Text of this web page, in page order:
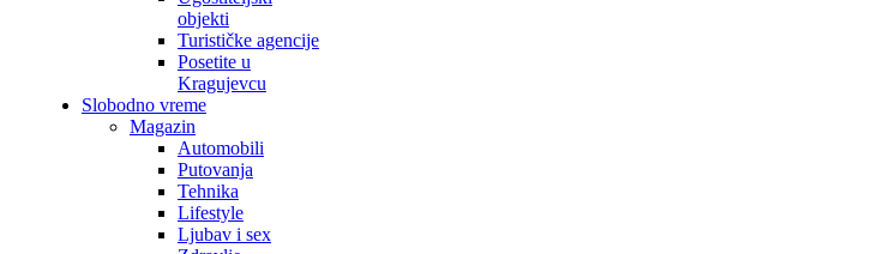
objekti
Turističke agencije
Posetite u
Kragujevcu
Slobodno vreme
Magazin
Automobili
Putovanja
Tehnika
Lifestyle
Ljubav i sex